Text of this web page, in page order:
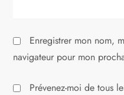
e
Enregistrer mon nom,
navigateur pour mon
Prévenez-moi de tous